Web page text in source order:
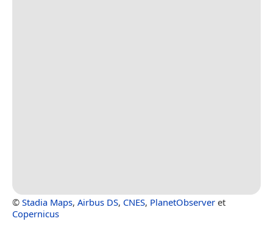
© Stadia Maps, Airbus DS, CNES, PlanetObserver et
Copernicus